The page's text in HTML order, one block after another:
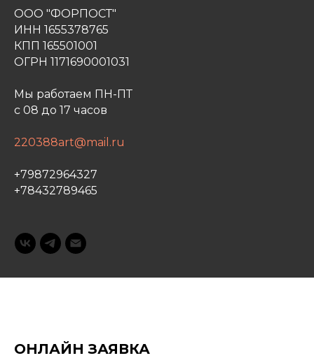
ООО "ФОРПОСТ"
ИНН 1655378765
КПП 165501001
ОГРН 1171690001031
Мы работаем ПН-ПТ
с 08 до 17 часов
220388art@mail.ru
+79872964327
+78432789465
ОНЛАЙН ЗАЯВКА